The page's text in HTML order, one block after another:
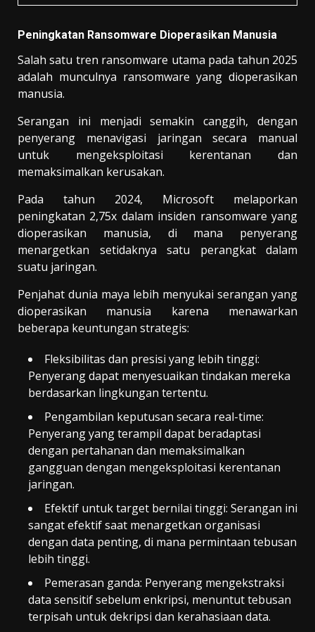
Peningkatan Ransomware Dioperasikan Manusia
Salah satu tren ransomware utama pada tahun 2025
adalah munculnya ransomware yang dioperasikan
manusia.
Serangan ini menjadi semakin canggih, dengan
penyerang menavigasi jaringan secara manual
untuk mengeksploitasi kerentanan dan
memaksimalkan kerusakan.
Pada tahun 2024, Microsoft melaporkan
peningkatan 2,75x dalam insiden ransomware yang
dioperasikan manusia, di mana penyerang
menargetkan setidaknya satu perangkat dalam
suatu jaringan.
Penjahat dunia maya lebih menyukai serangan yang
dioperasikan manusia karena menawarkan
beberapa keuntungan strategis:
Fleksibilitas dan presisi yang lebih tinggi:
Penyerang dapat menyesuaikan tindakan mereka
berdasarkan lingkungan tertentu.
Pengambilan keputusan secara real-time:
Penyerang yang terampil dapat beradaptasi
dengan pertahanan dan memaksimalkan
gangguan dengan mengeksploitasi kerentanan
jaringan.
Efektif untuk target bernilai tinggi: Serangan ini
sangat efektif saat menargetkan organisasi
dengan data penting, di mana permintaan tebusan
lebih tinggi.
Pemerasan ganda: Penyerang mengekstraksi
data sensitif sebelum enkripsi, menuntut tebusan
terpisah untuk dekripsi dan kerahasiaan data.